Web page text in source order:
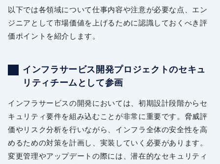
以下では各領域について仕事内容や注意が必要な点、エン
ジニアとして市場価値を上げるために認識しておくべき評
価ポイントを紹介します。
インフラサービス開発プロジェクトのセキュ
リティチームとして参画
インフラサービスの開発においては、初期設計段階からセ
キュリティ要件を組み込むことが非常に重要です。脅威評
価やリスク分析を行いながら、インフラ全体の安全性を高
めるための対策を計画し、実装していく必要があります。
変更管理やアップデートの際には、潜在的なセキュリティ